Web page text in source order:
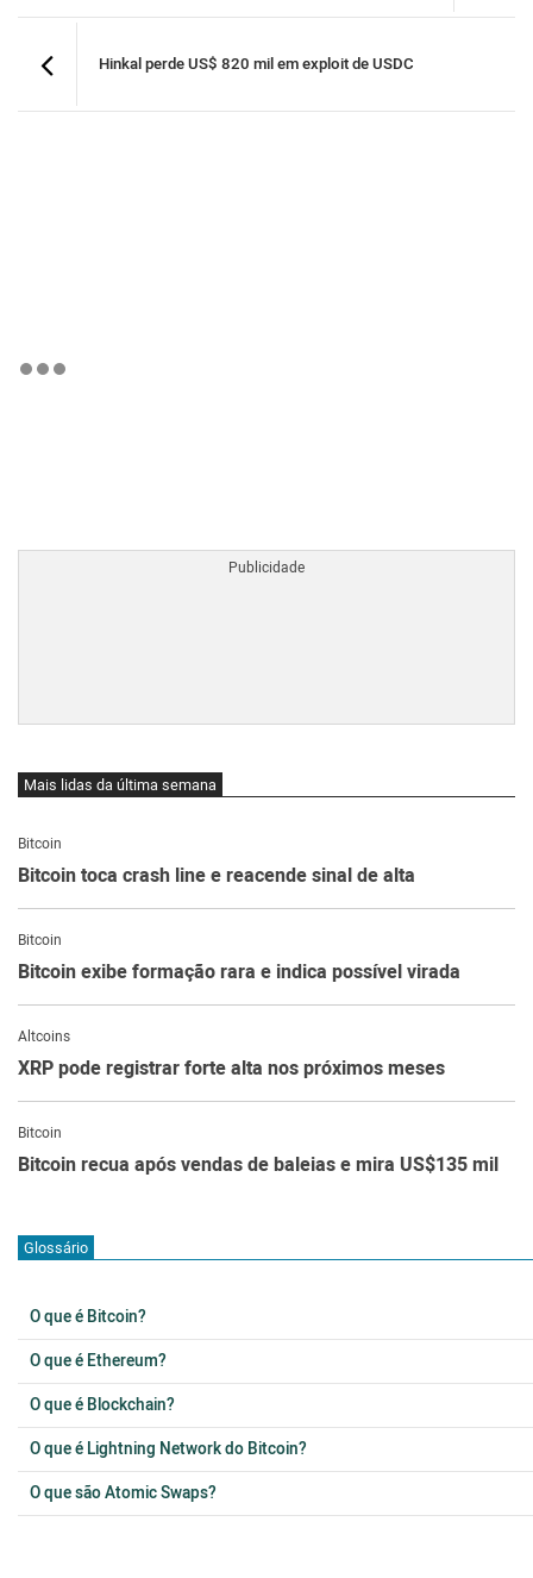
Hinkal perde US$ 820 mil em exploit de USDC
Mais lidas da última semana
Bitcoin
Bitcoin toca crash line e reacende sinal de alta
Bitcoin
Bitcoin exibe formação rara e indica possível virada
Altcoins
XRP pode registrar forte alta nos próximos meses
Bitcoin
Bitcoin recua após vendas de baleias e mira US$135 mil
Glossário
O que é Bitcoin?
O que é Ethereum?
O que é Blockchain?
O que é Lightning Network do Bitcoin?
O que são Atomic Swaps?